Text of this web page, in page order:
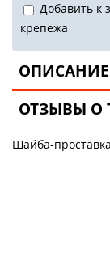
Добавить к
крепежа
ОПИСАНИЕ
ОТЗЫВЫ О
Шайба-